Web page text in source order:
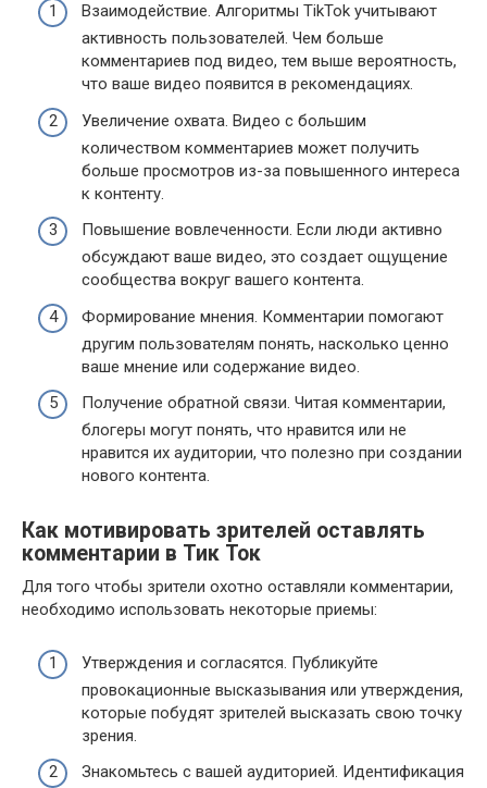
Взаимодействие. Алгоритмы TikTok учитывают
активность пользователей. Чем больше
комментариев под видео, тем выше вероятность,
что ваше видео появится в рекомендациях.
Увеличение охвата. Видео с большим
количеством комментариев может получить
больше просмотров из-за повышенного интереса
к контенту.
Повышение вовлеченности. Если люди активно
обсуждают ваше видео, это создает ощущение
сообщества вокруг вашего контента.
Формирование мнения. Комментарии помогают
другим пользователям понять, насколько ценно
ваше мнение или содержание видео.
Получение обратной связи. Читая комментарии,
блогеры могут понять, что нравится или не
нравится их аудитории, что полезно при создании
нового контента.
Как мотивировать зрителей оставлять
комментарии в Тик Ток
Для того чтобы зрители охотно оставляли комментарии,
необходимо использовать некоторые приемы:
Утверждения и согласятся. Публикуйте
провокационные высказывания или утверждения,
которые побудят зрителей высказать свою точку
зрения.
Знакомьтесь с вашей аудиторией. Идентификация